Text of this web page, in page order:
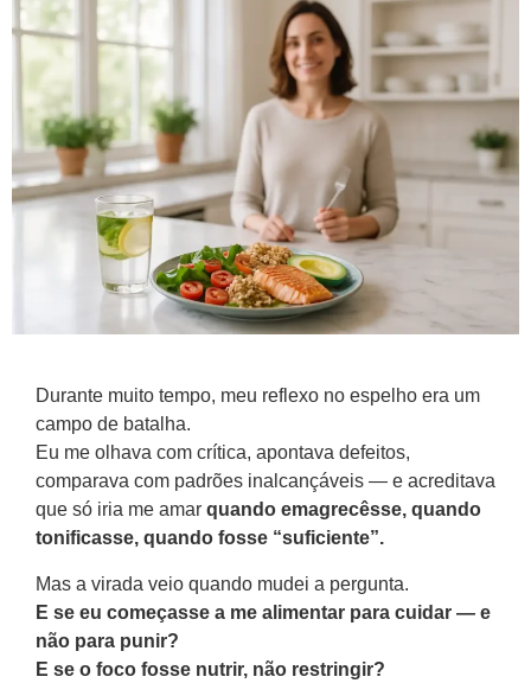
Durante muito tempo, meu reflexo no espelho era um
campo de batalha.
Eu me olhava com crítica, apontava defeitos,
comparava com padrões inalcançáveis — e acreditava
que só iria me amar quando emagrecêsse, quando
tonificasse, quando fosse “suficiente”.
Mas a virada veio quando mudei a pergunta.
E se eu começasse a me alimentar para cuidar — e
não para punir?
E se o foco fosse nutrir, não restringir?